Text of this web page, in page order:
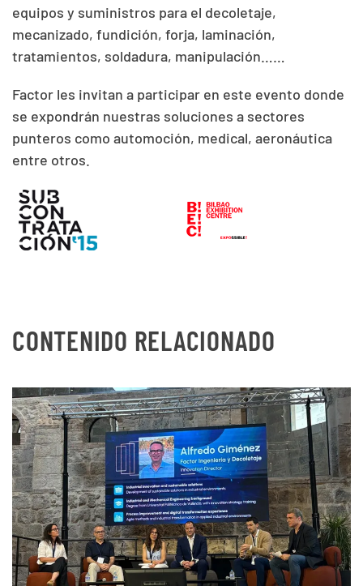
equipos y suministros para el decoletaje,
mecanizado, fundición, forja, laminación,
tratamientos, soldadura, manipulación……
Factor les invitan a participar en este evento donde
se expondrán nuestras soluciones a sectores
punteros como automoción, medical, aeronáutica
entre otros.
CONTENIDO RELACIONADO